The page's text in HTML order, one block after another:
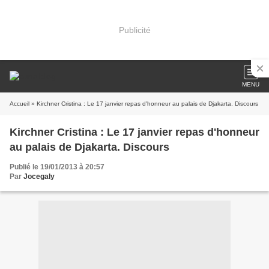
Publicité
MENU
Accueil » Kirchner Cristina : Le 17 janvier repas d'honneur au palais de Djakarta. Discours
Kirchner Cristina : Le 17 janvier repas d'honneur
au palais de Djakarta. Discours
Publié le 19/01/2013 à 20:57
Par Jocegaly